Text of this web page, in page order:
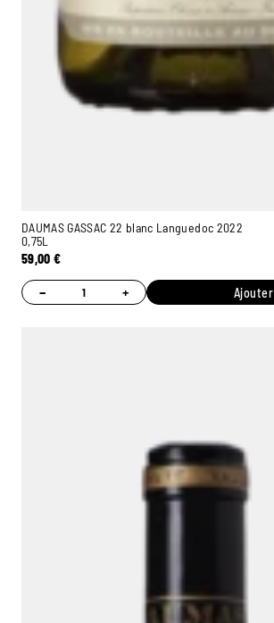
DAUMAS GASSAC 22 blanc Languedoc 2022
0,75L
59,00€
− + Ajouter